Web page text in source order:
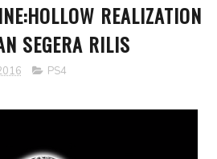
REALIZATION
SEGERA RILIS
PS4